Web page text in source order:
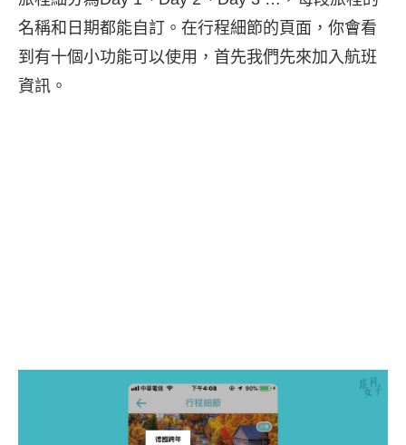
名稱和日期都能自訂。在行程細節的頁面，你會看
到有十個小功能可以使用，首先我們先來加入航班
資訊。